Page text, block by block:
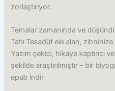
zorlaştırıyor.
Temalar zamanında ve
Tatlı Tesadüf ele alan, zihninize
Yazım çekici, hikaye kaptırıcı
şekilde araştırılmıştır – bir
epub indir